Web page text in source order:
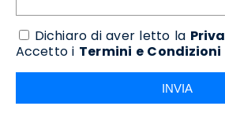
Dichiaro di aver letto la
Accetto i Termini e Condizioni
INVIA